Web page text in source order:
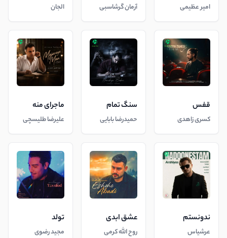
امیر عظیمی آرمان گرشاسبی الجان
قفس
کسری زاهدی
سنگ تمام
حمیدرضا بابایی
ماجرای منه
علیرضا طلیسچی
ندونستم
عرشیاس
عشق ابدی
روح الله کرمی
تولد
مجید رضوی